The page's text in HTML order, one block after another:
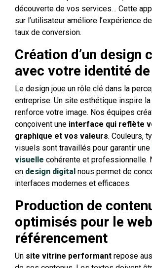
découverte de vos services… Cette
sur l’utilisateur améliore l’expérience
taux de conversion.
Création d’un design
avec votre identité
Le design joue un rôle clé dans la
entreprise. Un site esthétique inspire
renforce votre image. Nos équipes
conçoivent une interface qui reflète
graphique et vos valeurs. Couleurs,
visuels sont travaillés pour garantir une
visuelle cohérente et professionnelle.
en design digital nous permet de
interfaces modernes et efficaces.
Production de
optimisés pour le
référencement
Un site vitrine performant repose